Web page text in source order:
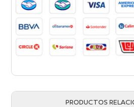
PRODUCTOS